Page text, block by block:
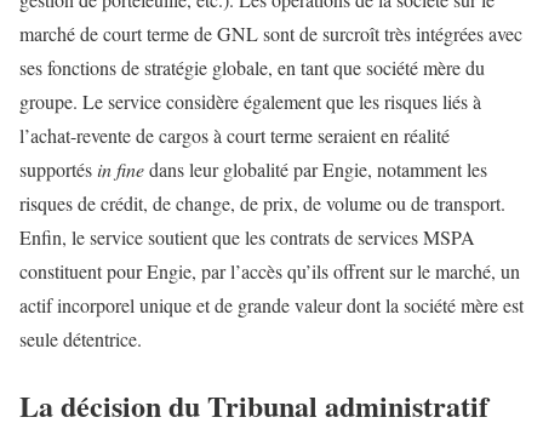
marché de court terme de GNL sont de surcroît très intégrées avec
ses fonctions de stratégie globale, en tant que société mère du
groupe. Le service considère également que les risques liés à
l’achat-revente de cargos à court terme seraient en réalité
supportés in finedans leur globalité par Engie, notamment les
risques de crédit, de change, de prix, de volume ou de transport.
Enfin, le service soutient que les contrats de services MSPA
constituent pour Engie, par l’accès qu’ils offrent sur le marché, un
actif incorporel unique et de grande valeur dont la société mère est
seule détentrice.
La décision du Tribunal administratif